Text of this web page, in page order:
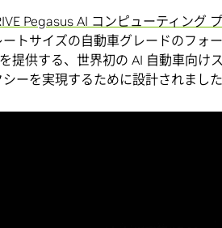
Pegasus AI コンピューティング
トサイズの自動車グレードのフォ
提供する、世界初の AI 自動車向け
ーを実現するために設計されました